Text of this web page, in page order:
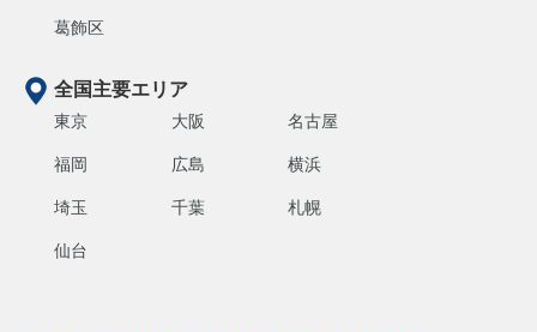
葛飾区
全国主要エリア
東京 大阪 名古屋
福岡 広島 横浜
埼玉 千葉 札幌
仙台